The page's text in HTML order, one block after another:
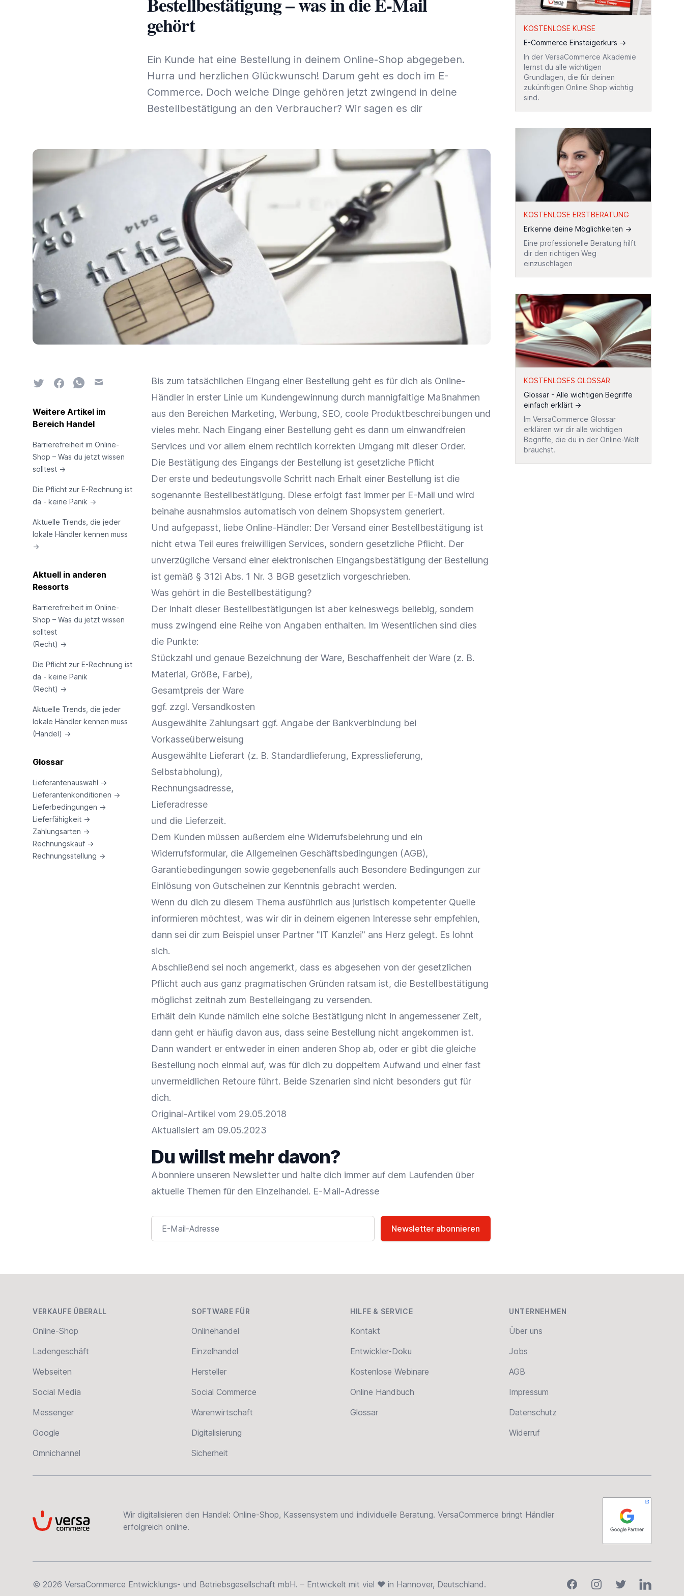
gehört
Ein Kunde hat eine Bestellung in deinem Online-Shop abgegeben.
Hurra und herzlichen Glückwunsch! Darum geht es doch im E-
Commerce. Doch welche Dinge gehören jetzt zwingend in deine
Bestellbestätigung an den Verbraucher? Wir sagen es dir
TwitterFacebookWhatsapp
Email
Weitere Artikel im
Bereich Handel
Barrierefreiheit im Online-
Shop – Was du jetzt wissen
solltest →
Die Pflicht zur E-Rechnung ist
da - keine Panik →
Aktuelle Trends, die jeder
lokale Händler kennen muss
→
Aktuell in anderen
Ressorts
Barrierefreiheit im Online-
Shop – Was du jetzt wissen
solltest
(Recht) →
Die Pflicht zur E-Rechnung ist
da - keine Panik
(Recht) →
Aktuelle Trends, die jeder
lokale Händler kennen muss
(Handel) →
Glossar
Lieferantenauswahl →
Lieferantenkonditionen →
Lieferbedingungen →
Lieferfähigkeit →
Zahlungsarten →
Rechnungskauf →
Rechnungsstellung →
Bis zum tatsächlichen Eingang einer Bestellung geht es für dich als Online-
Händler in erster Linie um Kundengewinnung durch mannigfaltige Maßnahmen
aus den Bereichen Marketing, Werbung, SEO, coole Produktbeschreibungen und
vieles mehr. Nach Eingang einer Bestellung geht es dann um einwandfreien
Services und vor allem einem rechtlich korrekten Umgang mit dieser Order.
Die Bestätigung des Eingangs der Bestellung ist gesetzliche Pflicht
Der erste und bedeutungsvolle Schritt nach Erhalt einer Bestellung ist die
sogenannte Bestellbestätigung. Diese erfolgt fast immer per E-Mail und wird
beinahe ausnahmslos automatisch von deinem Shopsystem generiert.
Und aufgepasst, liebe Online-Händler: Der Versand einer Bestellbestätigung ist
nicht etwa Teil eures freiwilligen Services, sondern gesetzliche Pflicht. Der
unverzügliche Versand einer elektronischen Eingangsbestätigung der Bestellung
ist gemäß § 312i Abs. 1 Nr. 3 BGB gesetzlich vorgeschrieben.
Was gehört in die Bestellbestätigung?
Der Inhalt dieser Bestellbestätigungen ist aber keineswegs beliebig, sondern
muss zwingend eine Reihe von Angaben enthalten. Im Wesentlichen sind dies
die Punkte:
Stückzahl und genaue Bezeichnung der Ware, Beschaffenheit der Ware (z. B.
Material, Größe, Farbe),
Gesamtpreis der Ware
ggf. zzgl. Versandkosten
Ausgewählte Zahlungsart ggf. Angabe der Bankverbindung bei
Vorkasseüberweisung
Ausgewählte Lieferart (z. B. Standardlieferung, Expresslieferung,
Selbstabholung),
Rechnungsadresse,
Lieferadresse
und die Lieferzeit.
Dem Kunden müssen außerdem eine Widerrufsbelehrung und ein
Widerrufsformular, die Allgemeinen Geschäftsbedingungen (AGB),
Garantiebedingungen sowie gegebenenfalls auch Besondere Bedingungen zur
Einlösung von Gutscheinen zur Kenntnis gebracht werden.
Wenn du dich zu diesem Thema ausführlich aus juristisch kompetenter Quelle
informieren möchtest, was wir dir in deinem eigenen Interesse sehr empfehlen,
dann sei dir zum Beispiel unser Partner "IT Kanzlei" ans Herz gelegt. Es lohnt
sich.
Abschließend sei noch angemerkt, dass es abgesehen von der gesetzlichen
Pflicht auch aus ganz pragmatischen Gründen ratsam ist, die Bestellbestätigung
möglichst zeitnah zum Bestelleingang zu versenden.
Erhält dein Kunde nämlich eine solche Bestätigung nicht in angemessener Zeit,
dann geht er häufig davon aus, dass seine Bestellung nicht angekommen ist.
Dann wandert er entweder in einen anderen Shop ab, oder er gibt die gleiche
Bestellung noch einmal auf, was für dich zu doppeltem Aufwand und einer fast
unvermeidlichen Retoure führt. Beide Szenarien sind nicht besonders gut für
dich.
Original-Artikel vom 29.05.2018
Aktualisiert am 09.05.2023
Du willst mehr davon?
Abonniere unseren Newsletter und halte dich immer auf dem Laufenden über
aktuelle Themen für den Einzelhandel. E-Mail-Adresse
E-Mail-Adresse Newsletter abonnieren
KOSTENLOSE KURSE
E-Commerce Einsteigerkurs →
In der VersaCommerce Akademie
lernst du alle wichtigen
Grundlagen, die für deinen
zukünftigen Online Shop wichtig
sind.
KOSTENLOSE ERSTBERATUNG
Erkenne deine Möglichkeiten →
Eine professionelle Beratung hilft
dir den richtigen Weg
einzuschlagen
KOSTENLOSES GLOSSAR
Glossar - Alle wichtigen Begriffe
einfach erklärt →
Im VersaCommerce Glossar
erklären wir dir alle wichtigen
Begriffe, die du in der Online-Welt
brauchst.
VERKAUFE ÜBERALL
Online-Shop
Ladengeschäft
Webseiten
Social Media
Messenger
Google
Omnichannel
SOFTWARE FÜR
Onlinehandel
Einzelhandel
Hersteller
Social Commerce
Warenwirtschaft
Digitalisierung
Sicherheit
HILFE & SERVICE
Kontakt
Entwickler-Doku
Kostenlose Webinare
Online Handbuch
Glossar
UNTERNEHMEN
Über uns
Jobs
AGB
Impressum
Datenschutz
Widerruf
VersaCommerce
Wir digitalisieren den Handel: Online-Shop, Kassensystem und individuelle Beratung. VersaCommerce bringt Händler
erfolgreich online.
FacebookInstagramTwitterLinkedIn
© 2026 VersaCommerce Entwicklungs- und Betriebsgesellschaft mbH. – Entwickelt mit viel ❤ in Hannover, Deutschland.